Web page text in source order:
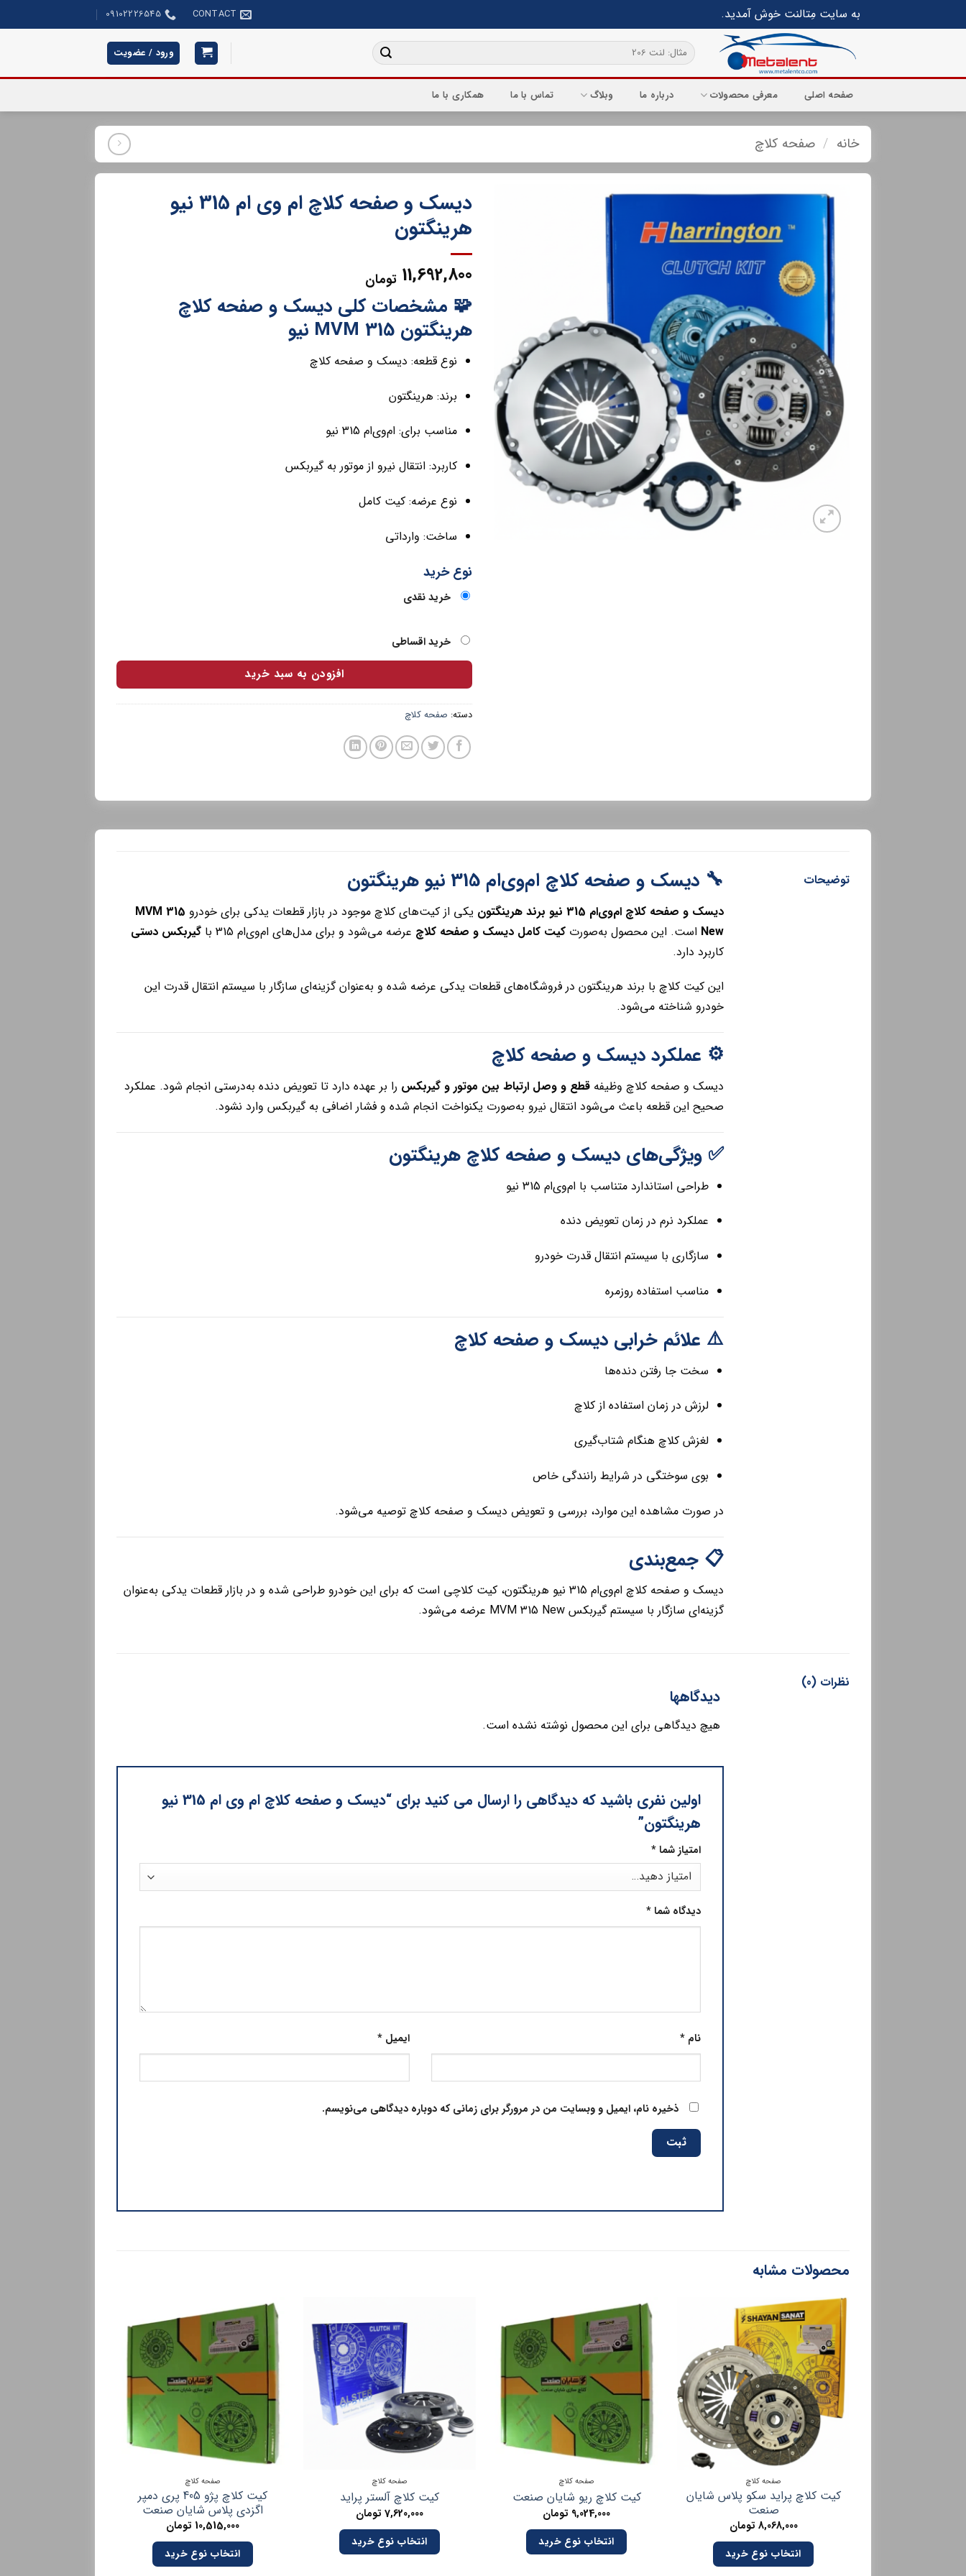
to
به سایت مِتالنت خوش آمدید. CONTACT
09102226545
جستجو
برای:
ورود / عضویت
صفحه اصلی معرفی محصولات درباره ما وبلاگ تماس با ما همکاری با ما
خانه / صفحه کلاچ
دیسک و صفحه کلاچ ام وی ام 315 نیو
هرینگتون
11,692,800 تومان
🧩 مشخصات کلی دیسک و صفحه کلاچ
هرینگتون MVM 315 نیو
نوع قطعه: دیسک و صفحه کلاچ
برند: هرینگتون
مناسب برای: ام‌وی‌ام 315 نیو
کاربرد: انتقال نیرو از موتور به گیربکس
نوع عرضه: کیت کامل
ساخت: وارداتی
نوع خرید
خرید نقدی
خرید اقساطی
افزودن به سبد خرید
دسته: صفحه کلاچ
توضیحات 🔧 دیسک و صفحه کلاچ ام‌وی‌ام 315 نیو هرینگتون
دیسک و صفحه کلاچ ام‌وی‌ام 315 نیو برند هرینگتون یکی از کیت‌های کلاچ موجود در بازار قطعات یدکی برای خودرو MVM 315
New است. این محصول به‌صورت کیت کامل دیسک و صفحه کلاچ عرضه می‌شود و برای مدل‌های ام‌وی‌ام 315 با
گیربکس دستی
کاربرد دارد.
این کیت کلاچ با برند هرینگتون در فروشگاه‌های قطعات یدکی عرضه شده و به‌عنوان گزینه‌ای سازگار با سیستم انتقال قدرت این
خودرو شناخته می‌شود.
⚙️ عملکرد دیسک و صفحه کلاچ
دیسک و صفحه کلاچ وظیفه قطع و وصل ارتباط بین موتور و گیربکس را بر عهده دارد تا تعویض دنده به‌درستی انجام شود. عملکرد
صحیح این قطعه باعث می‌شود انتقال نیرو به‌صورت یکنواخت انجام شده و فشار اضافی به گیربکس وارد نشود.
✅ ویژگی‌های دیسک و صفحه کلاچ هرینگتون
طراحی استاندارد متناسب با ام‌وی‌ام 315 نیو
عملکرد نرم در زمان تعویض دنده
سازگاری با سیستم انتقال قدرت خودرو
مناسب استفاده روزمره
⚠️ علائم خرابی دیسک و صفحه کلاچ
سخت جا رفتن دنده‌ها
لرزش در زمان استفاده از کلاچ
لغزش کلاچ هنگام شتاب‌گیری
بوی سوختگی در شرایط رانندگی خاص
در صورت مشاهده این موارد، بررسی و تعویض دیسک و صفحه کلاچ توصیه می‌شود.
📋 جمع‌بندی
دیسک و صفحه کلاچ ام‌وی‌ام 315 نیو هرینگتون، کیت کلاچی است که برای این خودرو طراحی شده و در بازار قطعات یدکی به‌عنوان
گزینه‌ای سازگار با سیستم گیربکس MVM 315 New عرضه می‌شود.
نظرات (0)
دیدگاهها
هیچ دیدگاهی برای این محصول نوشته نشده است.
اولین نفری باشید که دیدگاهی را ارسال می کنید برای “دیسک و صفحه کلاچ ام وی ام 315 نیو
هرینگتون”
امتیاز شما*
دیدگاه شما*
نام * ایمیل*
ذخیره نام، ایمیل و وبسایت من در مرورگر برای زمانی که دوباره دیدگاهی می‌نویسم.
محصولات مشابه
صفحه کلاچ
کیت کلاچ پراید سکو پلاس شایان
صنعت
8,068,000 تومان
انتخاب نوع خرید
صفحه کلاچ
کیت کلاچ ریو شایان صنعت
9,024,000 تومان
انتخاب نوع خرید
صفحه کلاچ
کیت کلاچ آلستر پراید
7,620,000 تومان
انتخاب نوع خرید
صفحه کلاچ
کیت کلاچ پژو 405 پری دمپر
اگزدی پلاس شایان صنعت
10,515,000 تومان
انتخاب نوع خرید